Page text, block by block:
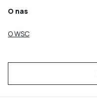
O nas
O WSC